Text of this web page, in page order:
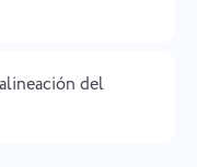
del